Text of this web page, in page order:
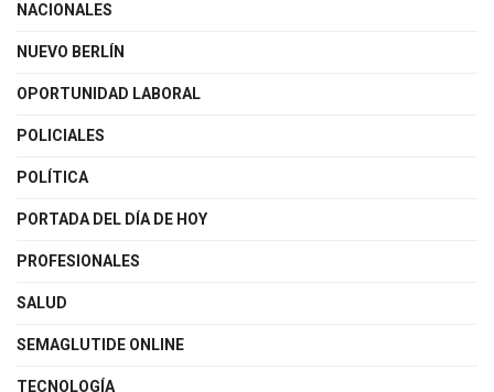
NACIONALES
NUEVO BERLÍN
OPORTUNIDAD LABORAL
POLICIALES
POLÍTICA
PORTADA DEL DÍA DE HOY
PROFESIONALES
SALUD
SEMAGLUTIDE ONLINE
TECNOLOGÍA